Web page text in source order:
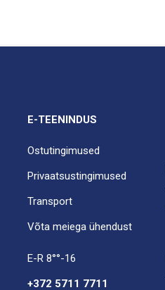
E-TEENINDUS
Ostutingimused
Privaatsustingimused
Transport
Võta meiega ühendust
E-R 8°°-16
+372 5711 7711